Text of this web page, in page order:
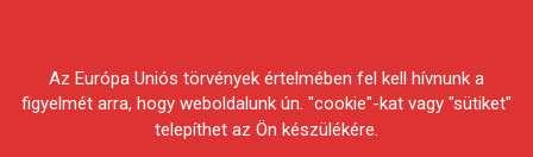
Egyesületek Szövetsége
Az Európa Uniós törvények értelmében fel kell hívnunk a
figyelmét arra, hogy weboldalunk ún. "cookie"-kat vagy "sütiket"
telepíthet az Ön készülékére.